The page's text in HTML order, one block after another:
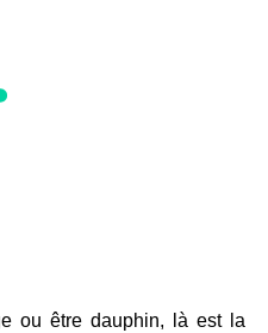
ou être dauphin, là est la